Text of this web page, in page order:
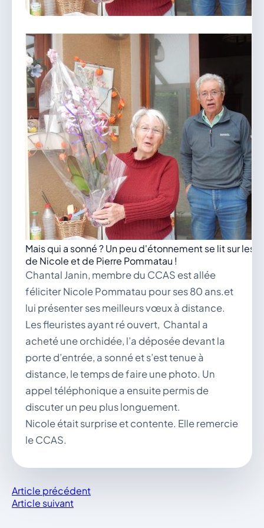
vous.
mairie@douvres.fr
140 Place de la Babillière, 01500 Douvres
Contacter la mairie
Le guichet des associations
publier une annonce
Mais qui a sonné ? Un peu d'étonnement se lit sur les
de Nicole et de Pierre Pommatau !
Chantal Janin, membre du CCAS est allée
féliciter Nicole Pommatau pour ses 80 ans.et
lui présenter ses meilleurs vœux à distance.
Les fleuristes ayant ré ouvert, Chantal a
acheté une orchidée, l’a déposée devant la
porte d’entrée, a sonné et s’est tenue à
distance, le temps de faire une photo. Un
appel téléphonique a ensuite permis de
discuter un peu plus longuement.
Nicole était surprise et contente. Elle remercie
le CCAS.
Article précédent
Article suivant